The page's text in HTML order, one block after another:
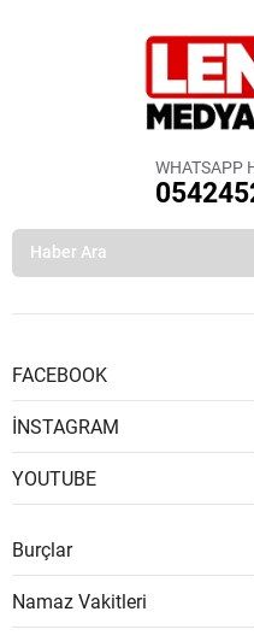
WHATSAPP
FACEBOOK
İNSTAGRAM
YOUTUBE
Burçlar
Namaz Vakitleri